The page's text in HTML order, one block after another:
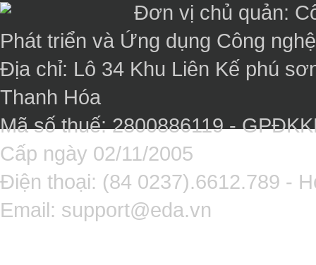
Đơn vị chủ quản:
Phát triển và Ứng dụng Công
Địa chỉ: Lô 34 Khu Liên Kế phú
Thanh Hóa
Mã số thuế: 2800886119 -
Cấp ngày 02/11/2005
Điện thoại: (84 0237).6612.789 -
Email: support@eda.vn